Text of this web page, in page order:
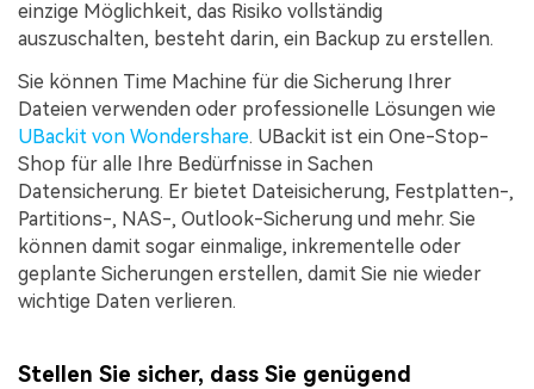
einzige Möglichkeit, das Risiko vollständig
auszuschalten, besteht darin, ein Backup zu erstellen.
Sie können Time Machine für die Sicherung Ihrer
Dateien verwenden oder professionelle Lösungen wie
UBackit von Wondershare. UBackit ist ein One-Stop-
Shop für alle Ihre Bedürfnisse in Sachen
Datensicherung. Er bietet Dateisicherung, Festplatten-,
Partitions-, NAS-, Outlook-Sicherung und mehr. Sie
können damit sogar einmalige, inkrementelle oder
geplante Sicherungen erstellen, damit Sie nie wieder
wichtige Daten verlieren.
Stellen Sie sicher, dass Sie genügend